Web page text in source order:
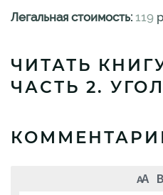
Легальная стоимость: 119
ЧИТАТЬ
ЧАСТЬ 2.